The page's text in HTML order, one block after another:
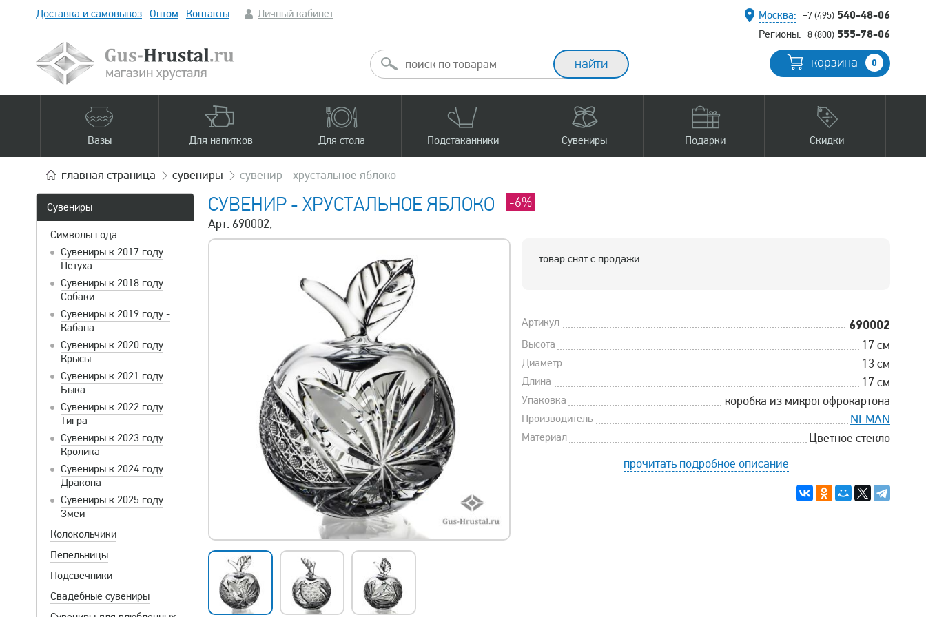
Доставка и самовывоз Оптом Контакты Личный кабинет Москва: +7 (495) 540-48-06
Регионы: 8 (800) 555-78-06
корзина 0
Вазы Для напитков Для стола Подстаканники Сувениры Подарки Скидки
главная страница сувениры сувенир - хрустальное яблоко
Сувениры
Символы года
Сувениры к 2017 году
Петуха
Сувениры к 2018 году
Собаки
Сувениры к 2019 году -
Кабана
Сувениры к 2020 году
Крысы
Сувениры к 2021 году
Быка
Сувениры к 2022 году
Тигра
Сувениры к 2023 году
Кролика
Сувениры к 2024 году
Дракона
Сувениры к 2025 году
Змеи
Колокольчики
Пепельницы
Подсвечники
Свадебные сувениры
СУВЕНИР - ХРУСТАЛЬНОЕ ЯБЛОКО -6%
Арт. 690002,
товар снят с продажи
Артикул 690002
Высота 17 см
Диаметр 13 см
Длина 17 см
Упаковка коробка из микрогофрокартона
Производитель NEMAN
Материал
Цветное стекло
прочитать подробное описание